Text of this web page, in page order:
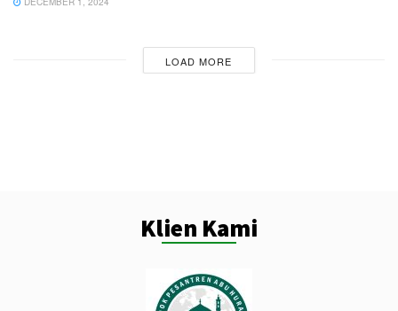
LOAD MORE
Klien Kami